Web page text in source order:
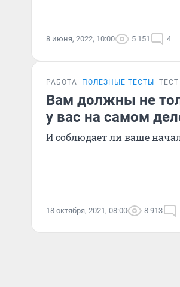
8 июня, 2022, 10:00 5 151 4
РАБОТА ПОЛЕЗНЫЕ ТЕСТЫ ТЕСТ
Вам должны не
у вас на самом
И соблюдает ли ваше
18 октября, 2021, 08:00 8 913